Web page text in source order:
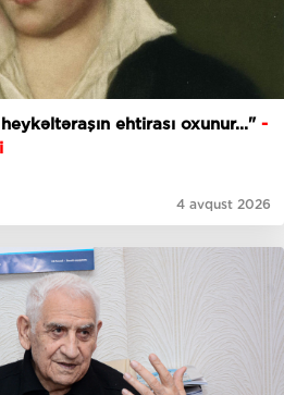
ehtirası oxunur..." -
4 avqust 2026